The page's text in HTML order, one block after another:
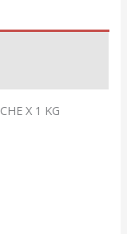
X 1 KG